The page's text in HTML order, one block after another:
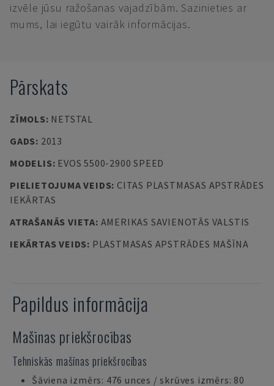
izvēle jūsu ražošanas vajadzībām. Sazinieties ar
mums, lai iegūtu vairāk informācijas.
Pārskats
ZĪMOLS: NETSTAL
GADS: 2013
MODELIS: EVOS 5500-2900 SPEED
PIELIETOJUMA VEIDS: CITAS PLASTMASAS APSTRĀDES
IEKĀRTAS
ATRAŠANĀS VIETA: AMERIKAS SAVIENOTĀS VALSTIS
IEKĀRTAS VEIDS: PLASTMASAS APSTRĀDES MAŠĪNA
Papildus informācija
Mašīnas priekšrocības
Tehniskās mašīnas priekšrocības
Šāviena izmērs: 476 unces / skrūves izmērs: 80